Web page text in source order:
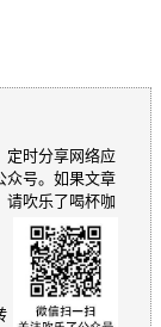
定时分享网络应
众号。如果文章
请吹乐了喝杯咖